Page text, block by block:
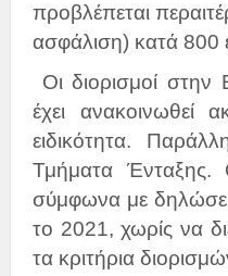
προβλέπεται
ασφάλιση) κατά 800
Οι διορισμοί
έχει
ειδικότητα.
Τμήματα Ένταξης.
σύμφωνα με
το 2021, χωρίς να
τα κριτήρια